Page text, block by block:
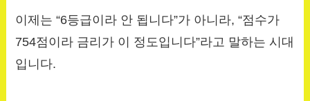
이제는 “6등급이라 안 됩니다”가 아니라, “점수가
754점이라 금리가 이 정도입니다”라고 말하는 시대
입니다.